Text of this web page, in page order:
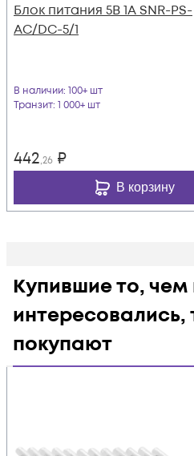
Блок питания 5В 1А SNR-PS-
AC/DC-5/1
В наличии: 100+ шт
Транзит: 1 000+ шт
442,26 ₽
В корзину
Купившие то, чем
интересовались,
покупают